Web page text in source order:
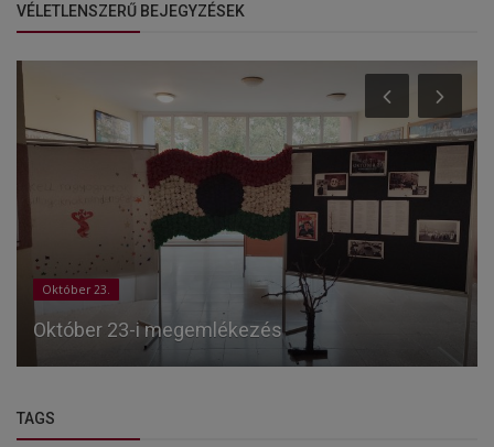
VÉLETLENSZERŰ BEJEGYZÉSEK
Október 23.
Október 23-i megemlékezés
TAGS